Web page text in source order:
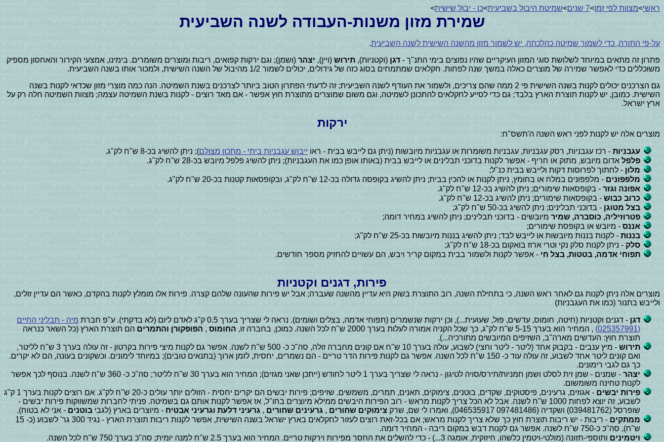
ראשי>מצוות לפי זמן>7 שנים >שמיטת היבול בשביעית>כן - יבול שישית>
שמירת מזון משנות-העבודה לשנה השביעית
על-פי התורה, כדי לשמור שמיטה כהלכתה, יש לשמור מזון מהשנה השישית לשנה השביעית.
פתרון זה מתאים במיוחד לשלושת סוגי המזון העיקריים שהיו נפוצים בימי התנ"ך -דגן(וקטניות),תירוש(ויין),יצהר(ושמן); וגם ירקות קפואים, ריבות ומוצרים משומרים. בימינו, אמצעי הקירור והאחסון מספיק
משוכללים כדי לאפשר שמירה של מוצרים כאלה במשך שנה לפחות. חקלאים שמתמחים בסוג כזה של גידולים, יכולים לשמור 1/2 מהיבול של השנה השישית, ולמכור אותו בשנה השביעית.
גם הצרכנים יכולים לקנות בשנה השישית פי 2 ממה שהם צריכים, ולשמור את העודף לשנה השביעית; זה לדעתי הפתרון הטוב ביותר לצרכנים בשנת השמיטה. הנה כמה מוצרי מזון שכדאי לקנות בשנה
השישית. כמובן, יש לקנות תוצרת הארץ בלבד; גם כדי לסייע לחקלאים להתכונן לשמיטה, וגם משום שמוצרים מתוצרת חוץ אפשר - אם מאד רוצים - לקנות בשנת השמיטה עצמה; מצוות השמיטה חלה רק על
ארץ ישראל.
ירקות
מוצרים אלה יש לקנות לפני ראש השנה ה'תשס"ח:
עגבניות- רכז עגבניות, רסק עגבניות, עגבניות משומרות או עגבניות מיובשות (ניתן גם לייבש בבית - ראוייבוש עגבניות ביתי - מתכון מצולם); ניתן להשיג בכ-8 ש"ח לק"ג.
פלפלאדום מיובש, מתוק או חריף - אפשר לקנות בדוכני תבלינים או לייבש בבית (באותו אופן כמו את העגבניות); ניתן להשיג פלפל מיובש בכ-28 ש"ח לק"ג.
מלון- לחתוך לפרוסות דקות ולייבש בבית כנ"ל;
מלפפונים- מלפפונים במלח או בחומץ, ניתן לקנות או להכין בבית; ניתן להשיג בקופסה גדולה בכ-12 ש"ח לק"ג, ובקופסאות קטנות בכ-20 ש"ח לק"ג.
אפונה וגזר- בקופסאות שימורים; ניתן להשיג בכ-12 ש"ח לק"ג.
כרוב כבוש- בקופסאות שימורים; ניתן להשיג בכ-12 ש"ח לק"ג.
בצל מטוגן- בדוכני תבלינים; ניתן להשיג בכ-50 ש"ח לק"ג;
פטרוזיליה, כוסברה, שמירמיובשים - בדוכני תבלינים; ניתן להשיג במחיר דומה;
אננס- מיובש או בקופסת שימורים;
בננות- לקנות בננות מיובשות או לייבש לבד; ניתן להשיג בננות מיובשות בכ-25 ש"ח לק"ג;
סלק- ניתן לקנות סלק נקי וטרי ארוז בואקום בכ-18 ש"ח לק"ג;
תפוחי אדמה, בטטות, בצל חי- אפשר לקנות ולשמור בבית במקום קריר ויבש, הם עשויים להחזיק מספר חודשים.
פירות, דגנים וקטניות
מוצרים אלה ניתן לקנות גם לאחר ראש השנה, כי בתחילת השנה, רוב התוצרת בשוק היא עדיין מהשנה שעברה; אבל יש פירות שהעונה שלהם קצרה. פירות אלו מומלץ לקנות בהקדם, כאשר הם עדיין זולים,
ולייבש בתנור (כמו את העגבניות)
דגן- דגנים וקטניות (חיטה, חומוס, עדשים, פול, שעועית...), וכן ירקות שנשמרים (תפוחי אדמה, בצלים ושומים). נראה לי שצריך בערך 0.5 ק"ג לאדם ליום (לא בדקתי). ע"פ חברת
מיה - תבליני החיים
(025357991)
, המחיר הוא בערך 5-15 ש"ח לק"ג, כך שכל הקניה אמורה לעלות בערך 2000 ש"ח לכל השנה. כמוכן, בחברה זו, החומוס,הפופקורן והתמריםהם תוצרת הארץ (כל השאר כנראה
תוצרת חוץ: העדשים מארה"ב, השזיפים המיובשים מתורכיה...).
תירוש
- מיץ ענבים - בקבוק אחד (ליטר - ליטר וחצי) לשבוע, עולה בערך 10 ש"ח אם קונים מחברה זולה, סה"כ כ- 500 ש"ח לשנה. אפשר גם לקנות מיצי פירות בקרטון - זה עולה בערך 3 ש"ח לליטר,
ואם קונים ליטר אחד לשבוע, זה עולה עוד כ- 150 ש"ח לכל השנה. אפשר גם לקנות פירות הדר טריים - הם נשמרים, יחסית, לזמן ארוך (בתנאים טובים); במיוחד לימונים. וכשקונים בעונה, הם לא יקרים.
כך גם לגבי רימונים.
יצהר
- שמנים - שמן זית לסלט ושמן חמניות/תירס/סויה לטיגון - נראה לי שצריך בערך 1 ליטר לחודש (ייתכן שאני מגזים); המחיר הוא בערך 30 ש"ח לליטר; סה"כ כ- 360 ש"ח לשנה. בנוסף לכך אפשר
לקנות טחינה משומשום.
פירות יבשים
- אגוזים, גרעינים, פיסטוקים, שקדים, בוטנים, צימוקים, תאנים, תמרים, משמשים, שזיפים; פירות יבשים הם יקרים יחסית - הזולים יותר עולים כ-20 ש"ח לק"ג. אם רוצים לקנות בערך 1 ק"ג
לשבוע, זה יוצא לפחות 1000 ש"ח לשנה. אבל לא הכל צריך לקנות מראש - רוב הפירות היבשים ממילא מיוצרים בחו"ל, אז אפשר לקנות אותם גם בשמיטה. פניתי לחברות שמשווקות פירות יבשים -
שופרסל (039481762) ושקדיה (097481486 046535917), ואמרו לי שם, שרק
צימוקים שחורים,גרעינים שחורים,גרעיני דלעת וגרעיני אבטיח- מיוצרים בארץ (לגביבוטנים- אני לא בטוח).
ממתקים
- ריבות - יש ריבות תוצרת חוץ כך שלא צריך לקנות מראש; אם בכל-זאת רוצים לעזור לחקלאים בארץ ישראל בשנה השישית, אפשר לקנות ריבות תוצרת הארץ - נגיד 300 גר' לשבוע (כ- 15
ש"ח), סה"כ כ-750 ש"ח לשנה. אפשר גם לקנות דבש במקום ריבה - המחיר דומה.
ויטמיניםותוספי-תזונה (מולטי-ויטמין כלשהו, חיזוקית, אומגה 3...) - כדי להשלים את החסר מפירות וירקות טריים. המחיר הוא בערך 2.5 ש"ח למנה יומית; סה"כ בערך 750 ש"ח לכל השנה.